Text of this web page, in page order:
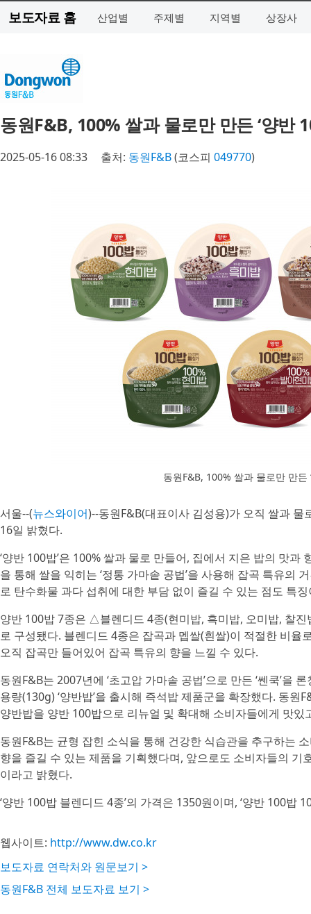
보도자료 홈 산업별 주제별 지역별 상장사
동원F&B, 100% 쌀과 물로만 만든 ‘양반
2025-05-16 08:33 출처: 동원F&B(코스피 049770)
동원F&B, 100% 쌀과 물로만 만든
서울--(뉴스와이어)--동원F&B(대표이사 김성용)가 오직 쌀과 물
16일 밝혔다.
‘양반 100밥’은 100% 쌀과 물로 만들어, 집에서 지은 밥의 맛
을 통해 쌀을 익히는 ‘정통 가마솥 공법’을 사용해 잡곡 특유의
로 탄수화물 과다 섭취에 대한 부담 없이 즐길 수 있는 점도 특
양반 100밥 7종은 △블렌디드 4종(현미밥, 흑미밥, 오미밥, 찰
로 구성됐다. 블렌디드 4종은 잡곡과 멥쌀(흰쌀)이 적절한 비율
오직 잡곡만 들어있어 잡곡 특유의 향을 느낄 수 있다.
동원F&B는 2007년에 ‘초고압 가마솥 공법’으로 만든 ‘쎈쿡’을
용량(130g) ‘양반밥’을 출시해 즉석밥 제품군을 확장했다. 동
양반밥을 양반 100밥으로 리뉴얼 및 확대해 소비자들에게 맛
동원F&B는 균형 잡힌 소식을 통해 건강한 식습관을 추구하는
향을 즐길 수 있는 제품을 기획했다며, 앞으로도 소비자들의
이라고 밝혔다.
‘양반 100밥 블렌디드 4종’의 가격은 1350원이며, ‘양반 100밥
웹사이트: http://www.dw.co.kr
보도자료 연락처와 원문보기 >
동원F&B 전체 보도자료 보기 >